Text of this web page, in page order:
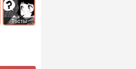
Тесты